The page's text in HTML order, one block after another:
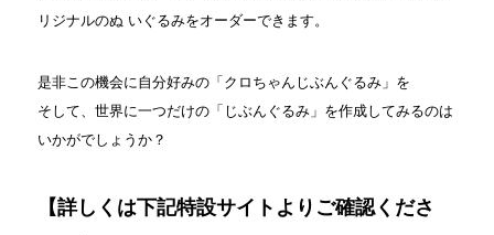
リジナルのぬ いぐるみをオーダーできます。
是非この機会に自分好みの「クロちゃんじぶんぐるみ」を
そして、世界に一つだけの「じぶんぐるみ」を作成してみるのは
いかがでしょうか？
【詳しくは下記特設サイトよりご確認くださ